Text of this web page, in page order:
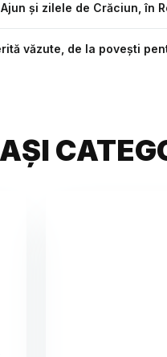
și zilele de Crăciun, în
văzute, de la povești